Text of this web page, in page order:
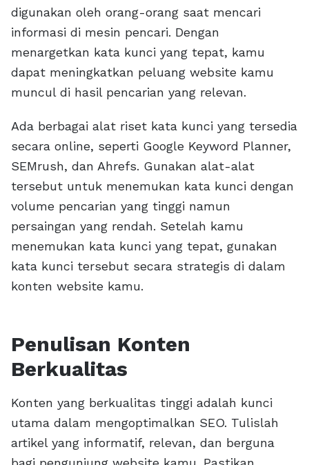
digunakan oleh orang-orang saat mencari
informasi di mesin pencari. Dengan
menargetkan kata kunci yang tepat, kamu
dapat meningkatkan peluang website kamu
muncul di hasil pencarian yang relevan.
Ada berbagai alat riset kata kunci yang tersedia
secara online, seperti Google Keyword Planner,
SEMrush, dan Ahrefs. Gunakan alat-alat
tersebut untuk menemukan kata kunci dengan
volume pencarian yang tinggi namun
persaingan yang rendah. Setelah kamu
menemukan kata kunci yang tepat, gunakan
kata kunci tersebut secara strategis di dalam
konten website kamu.
Penulisan Konten
Berkualitas
Konten yang berkualitas tinggi adalah kunci
utama dalam mengoptimalkan SEO. Tulislah
artikel yang informatif, relevan, dan berguna